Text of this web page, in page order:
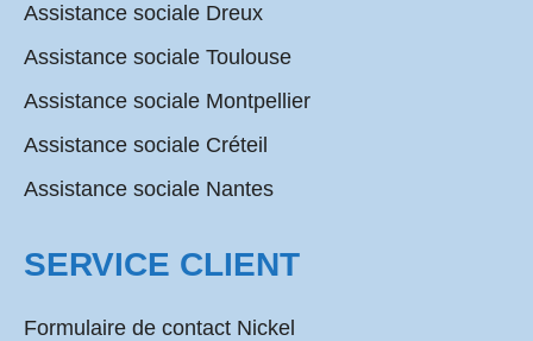
Assistance sociale Dreux
Assistance sociale Toulouse
Assistance sociale Montpellier
Assistance sociale Créteil
Assistance sociale Nantes
SERVICE CLIENT
Formulaire de contact Nickel